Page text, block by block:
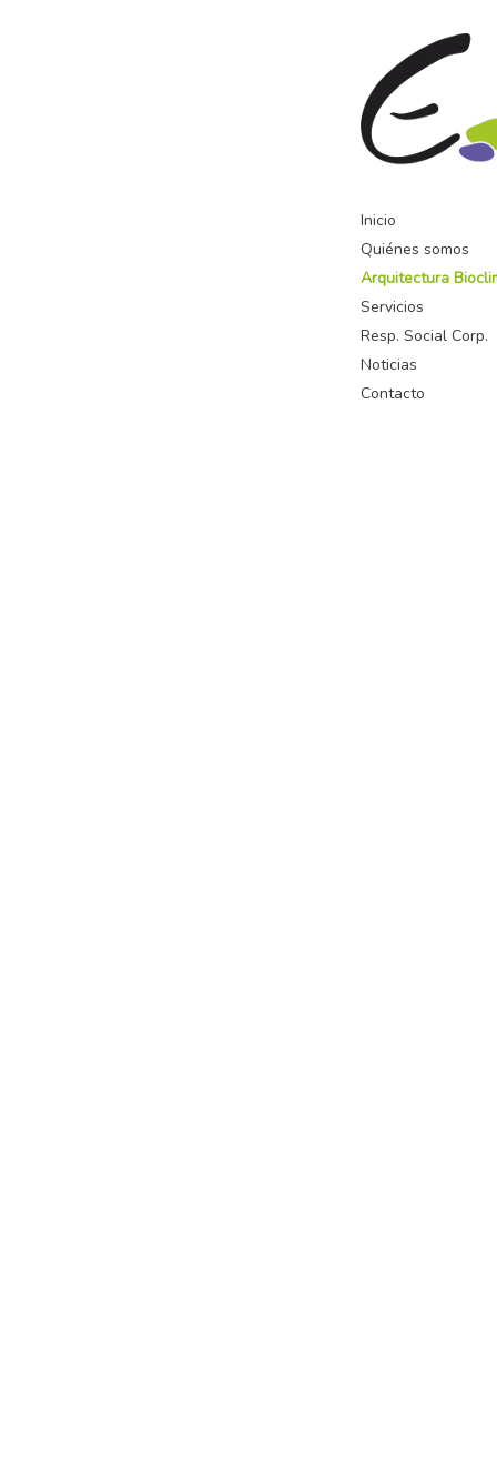
Inicio
Quiénes somos
Arquitectura
Servicios
Resp. Social Corp.
Noticias
Contacto